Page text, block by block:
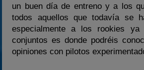
un buen día de entreno y a los
todos aquellos que todavía se
especialmente a los rookies ya
conjuntos es donde podréis
opiniones con pilotos